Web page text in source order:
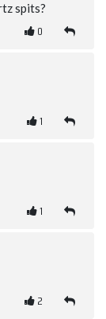
spits?
0
1
1
2